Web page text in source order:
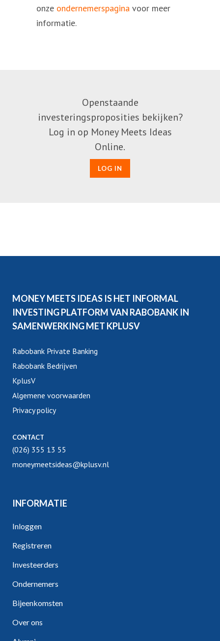
onze ondernemerspagina voor meer
informatie.
Openstaande
investeringsproposities bekijken?
Log in op Money Meets Ideas
Online.
LOG IN
MONEY MEETS IDEAS IS HET INFORMAL
INVESTING PLATFORM VAN RABOBANK IN
SAMENWERKING MET KPLUSV
Rabobank Private Banking
Rabobank Bedrijven
KplusV
Algemene voorwaarden
Privacy policy
CONTACT
(026) 355 13 55
moneymeetsideas@kplusv.nl
INFORMATIE
Inloggen
Registreren
Investeerders
Ondernemers
Bijeenkomsten
Over ons